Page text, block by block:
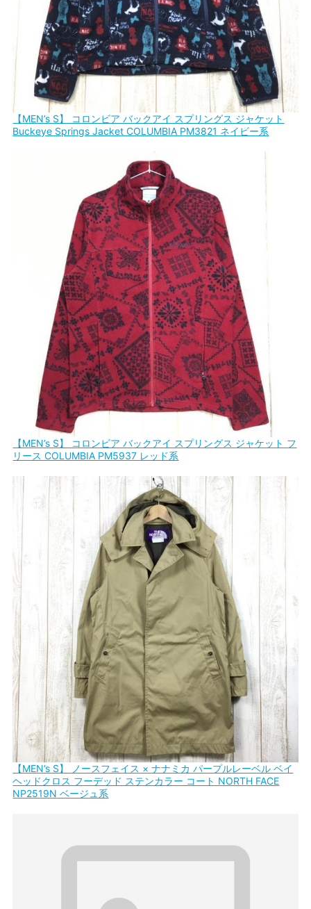
【MEN’s S】 コロンビア バックアイ スプリングス ジャケット
Buckeye Springs Jacket COLUMBIA PM3821 ネイビー系
【MEN’s S】 コロンビア バックアイ スプリングス ジャケット フ
リース COLUMBIA PM5937 レッド系
【MEN’s S】 ノースフェイス × ナナミカ パープルレーベル ベイ
ヘッドクロス フーデッド ステンカラー コート NORTH FACE
NP2519N ベージュ系